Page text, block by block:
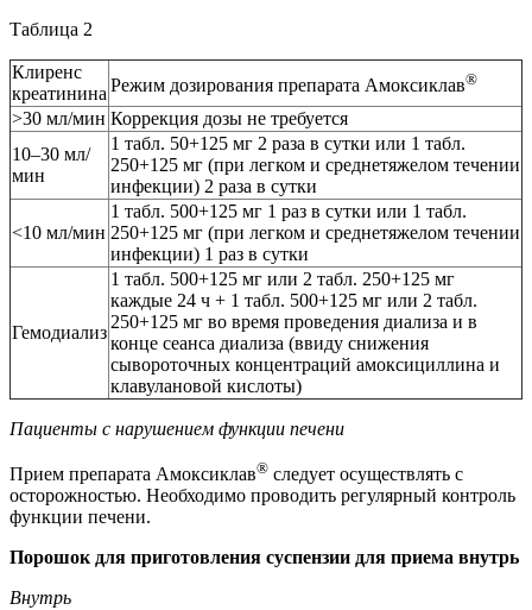
Таблица 2
Клиренс
креатинина Режим дозирования препарата Амоксиклав®
>30 мл/мин Коррекция дозы не требуется
10–30 мл/
мин
1 табл. 50+125 мг 2 раза в сутки или 1 табл.
250+125 мг (при легком и среднетяжелом течении
инфекции) 2 раза в сутки
<10 мл/мин
1 табл. 500+125 мг 1 раз в сутки или 1 табл.
250+125 мг (при легком и среднетяжелом течении
инфекции) 1 раз в сутки
Гемодиализ
1 табл. 500+125 мг или 2 табл. 250+125 мг
каждые 24 ч + 1 табл. 500+125 мг или 2 табл.
250+125 мг во время проведения диализа и в
конце сеанса диализа (ввиду снижения
сывороточных концентраций амоксициллина и
клавулановой кислоты)
Пациенты с нарушением функции печени
Прием препарата Амоксиклав® следует осуществлять с
осторожностью. Необходимо проводить регулярный контроль
функции печени.
Порошок для приготовления суспензии для приема внутрь
Внутрь